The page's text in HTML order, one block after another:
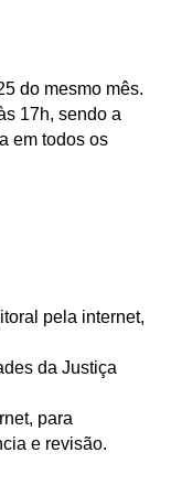
do mesmo mês.
17h, sendo a
em todos os
pela internet,
da Justiça
para
e revisão.